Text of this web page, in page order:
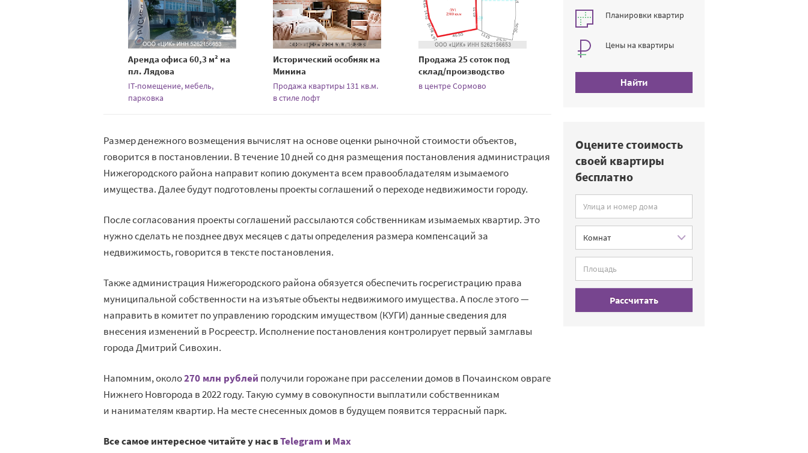
Аренда офиса 60,3 м² на
пл. Лядова
IT-помещение, мебель,
парковка
Исторический особняк на
Минина
Продажа квартиры 131 кв.м.
в стиле лофт
Продажа 25 соток под
склад/производство
в центре Сормово
Размер денежного возмещения вычислят на основе оценки рыночной стоимости объектов,
говорится в постановлении. В течение 10 дней со дня размещения постановления администрация
Нижегородского района направит копию документа всем правообладателям изымаемого
имущества. Далее будут подготовлены проекты соглашений о переходе недвижимости городу.
После согласования проекты соглашений рассылаются собственникам изымаемых квартир. Это
нужно сделать не позднее двух месяцев с даты определения размера компенсаций за
недвижимость, говорится в тексте постановления.
Также администрация Нижегородского района обязуется обеспечить госрегистрацию права
муниципальной собственности на изъятые объекты недвижимого имущества. А после этого —
направить в комитет по управлению городским имуществом (КУГИ) данные сведения для
внесения изменений в Росреестр. Исполнение постановления контролирует первый замглавы
города Дмитрий Сивохин.
Напомним, около270 млн рублей получили горожане при расселении домов в Почаинском овраге
Нижнего Новгорода в 2022 году. Такую сумму в совокупности выплатили собственникам
и нанимателям квартир. На месте снесенных домов в будущем появится террасный парк.
Все самое интересное читайте у нас вTelegram и Mах
Планировки квартир
Цены на квартиры
Найти
Оцените стоимость
своей квартиры
бесплатно
Рассчитать